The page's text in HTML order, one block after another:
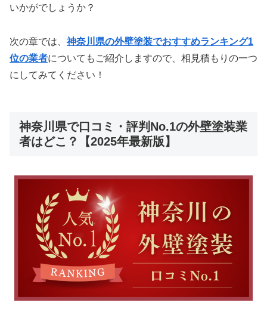
いかがでしょうか？
次の章では、 神奈川県の外壁塗装でおすすめランキング1
位の業者についてもご紹介しますので、相見積もりの一つ
にしてみてください！
神奈川県で口コミ・評判No.1の外壁塗装業
者はどこ？【2025年最新版】